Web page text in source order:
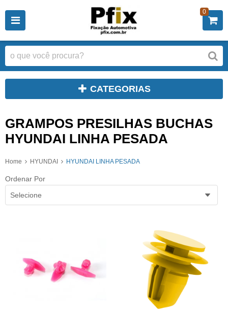
0
CATEGORIAS
GRAMPOS PRESILHAS BUCHAS
HYUNDAI LINHA PESADA
Home HYUNDAI HYUNDAI LINHA PESADA
Ordenar Por
Selecione